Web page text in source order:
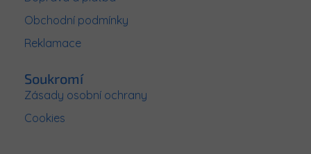
Obchodní podmínky
Reklamace
Soukromí
Zásady osobní ochrany
Cookies